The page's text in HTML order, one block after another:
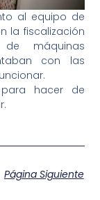
al equipo de
la fiscalización
máquinas
con las
hacer de
Página Siguiente